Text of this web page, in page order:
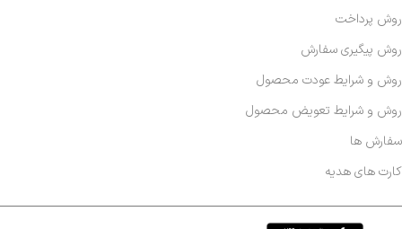
روش پرداخت
روش پیگیری سفارش
روش و شرایط عودت محصول
روش و شرایط تعویض محصول
سفارش ها
کارت های هدیه